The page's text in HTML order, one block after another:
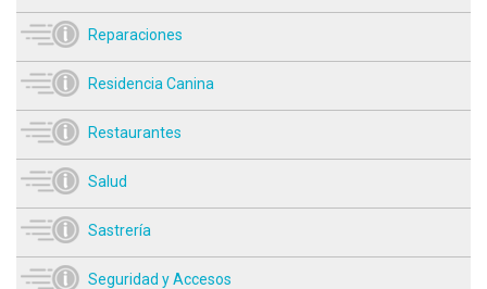
Reparaciones
Residencia Canina
Restaurantes
Salud
Sastrería
Seguridad y Accesos